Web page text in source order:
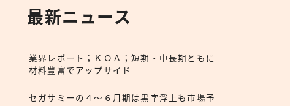
最新ニュース
業界レポート；ＫＯＡ；短期・中長期ともに
材料豊富でアップサイド
セガサミーの４〜６月期は黒字浮上も市場予